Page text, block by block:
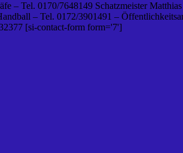
– Tel. 0170/7648149 Schatzmeister
– Tel. 0172/3901491 –
[si-contact-form form='7']